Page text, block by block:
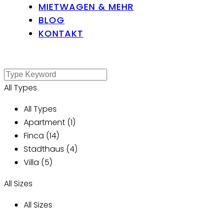
MIETWAGEN & MEHR
BLOG
KONTAKT
All Types
All Types
Apartment (1)
Finca (14)
Stadthaus (4)
Villa (5)
All Sizes
All Sizes